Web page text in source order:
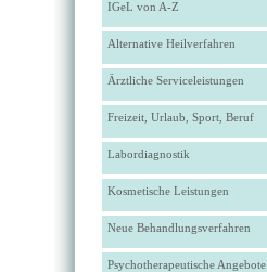
IGeL von A-Z
Alternative Heilverfahren
Ärztliche Serviceleistungen
Freizeit, Urlaub, Sport, Beruf
Labordiagnostik
Kosmetische Leistungen
Neue Behandlungsverfahren
Psychotherapeutische Angebote